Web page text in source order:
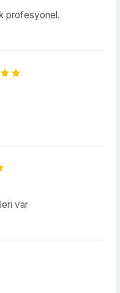
profesyonel.
var